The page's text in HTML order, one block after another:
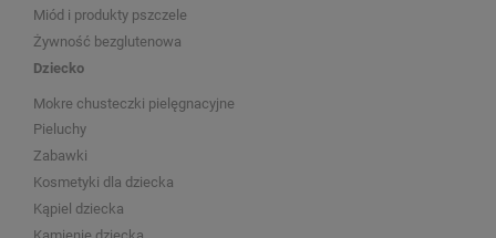
Miód i produkty pszczele
Żywność bezglutenowa
Dziecko
Mokre chusteczki pielęgnacyjne
Pieluchy
Zabawki
Kosmetyki dla dziecka
Kąpiel dziecka